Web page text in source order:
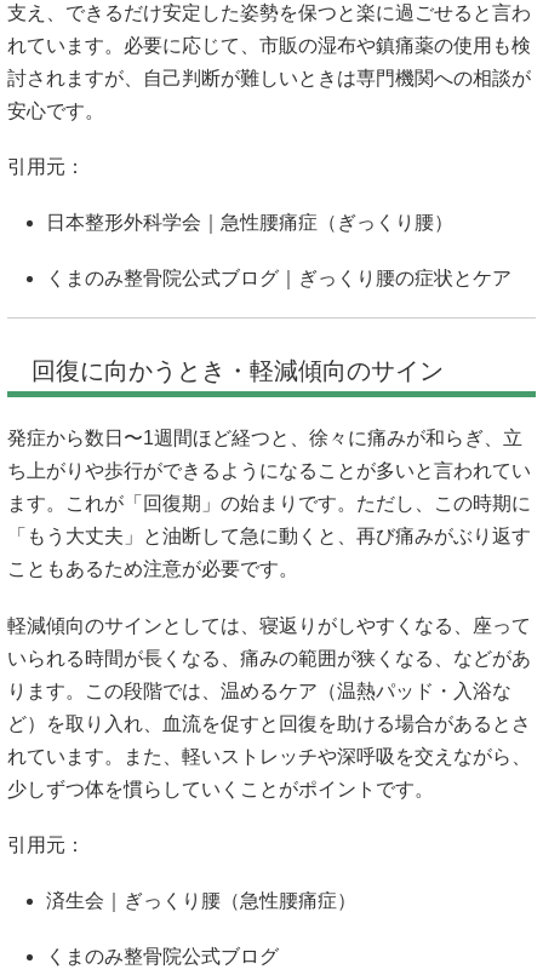
支え、できるだけ安定した姿勢を保つと楽に過ごせると言わ
れています。必要に応じて、市販の湿布や鎮痛薬の使用も検
討されますが、自己判断が難しいときは専門機関への相談が
安心です。
引用元：
日本整形外科学会｜急性腰痛症（ぎっくり腰）
くまのみ整骨院公式ブログ｜ぎっくり腰の症状とケア
回復に向かうとき・軽減傾向のサイン
発症から数日〜1週間ほど経つと、徐々に痛みが和らぎ、立
ち上がりや歩行ができるようになることが多いと言われてい
ます。これが「回復期」の始まりです。ただし、この時期に
「もう大丈夫」と油断して急に動くと、再び痛みがぶり返す
こともあるため注意が必要です。
軽減傾向のサインとしては、寝返りがしやすくなる、座って
いられる時間が長くなる、痛みの範囲が狭くなる、などがあ
ります。この段階では、温めるケア（温熱パッド・入浴な
ど）を取り入れ、血流を促すと回復を助ける場合があるとさ
れています。また、軽いストレッチや深呼吸を交えながら、
少しずつ体を慣らしていくことがポイントです。
引用元：
済生会｜ぎっくり腰（急性腰痛症）
くまのみ整骨院公式ブログ